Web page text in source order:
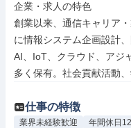
企業・求人の特色
創業以来、通信キャリア
に情報システム企画設計
AI、IoT、クラウド、アジ
多く保有。社会貢献活動
仕事の特徴
業界未経験歓迎 年間休日